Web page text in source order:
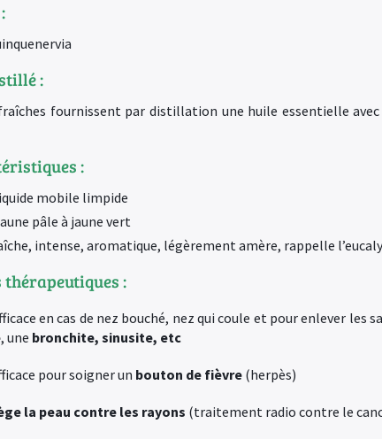
:
fournissent par distillation une huile essentielle avec
:
mobile limpide
pâle à jaune vert
intense, aromatique, légèrement amère, rappelle
thérapeutiques :
en cas de nez bouché, nez qui coule et pour enlever
, une bronchite, sinusite, etc
pour soigner un bouton de fièvre (herpès)
la peau contre les rayons (traitement radio contre le